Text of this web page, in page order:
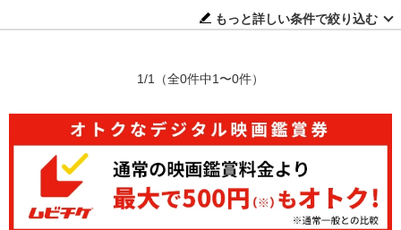
もっと詳しい条件で絞り込む
1/1 （全0件中1〜0件）